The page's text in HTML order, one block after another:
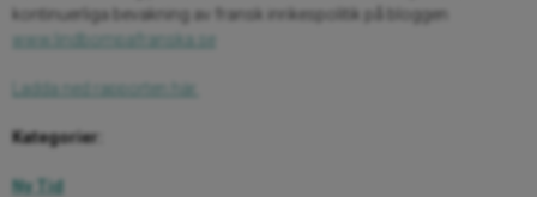
kontinuerliga bevakning av fransk inrikespolitik på bloggen
www.lindbompafranska.se
Ladda ned rapporten här.
Kategorier:
Ny Tid